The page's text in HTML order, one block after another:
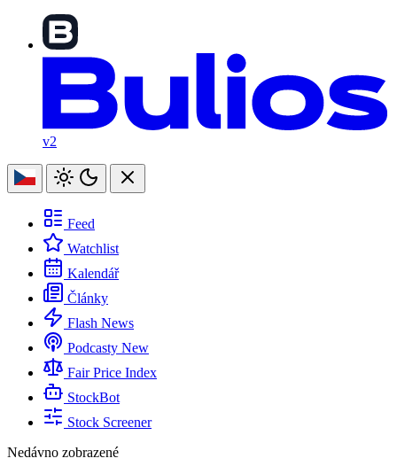
v2
Feed
Watchlist
Kalendář
Články
Flash News
Podcasty New
Fair Price Index
StockBot
Stock Screener
Nedávno zobrazené